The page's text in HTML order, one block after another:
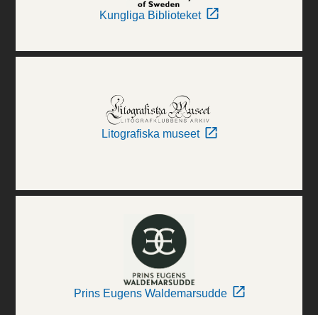
Kungliga Biblioteket
Litografiska museet
Prins Eugens Waldemarsudde